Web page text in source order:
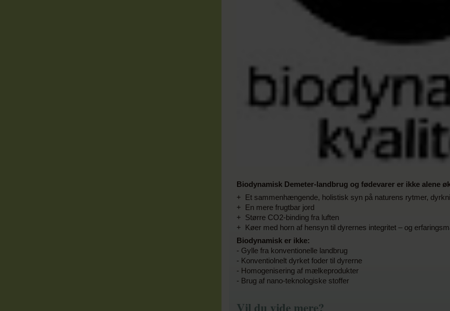
Biodynamisk Demeter-landbrug og fødevarer er ikke alene
+ Et sammenhængende, holistisk syn på naturens rytmer,
+ En mere frugtbar jord
+ Større CO2-binding fra luften
+ Køer med horn af hensyn til dyrernes integritet – og
Biodynamisk er ikke:
- Gylle fra konventionelle landbrug
- Konventiolnelt dyrket foder til dyrerne
- Homogenisering af mælkeprodukter
- Brug af nano-teknologiske stoffer
Vil du vide mere?